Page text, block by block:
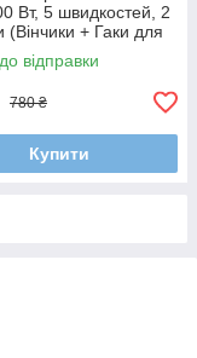
Вт, 5 швидкостей, 2
(Вінчики + Гаки для
сталь,
відправки
780 ₴
Купити